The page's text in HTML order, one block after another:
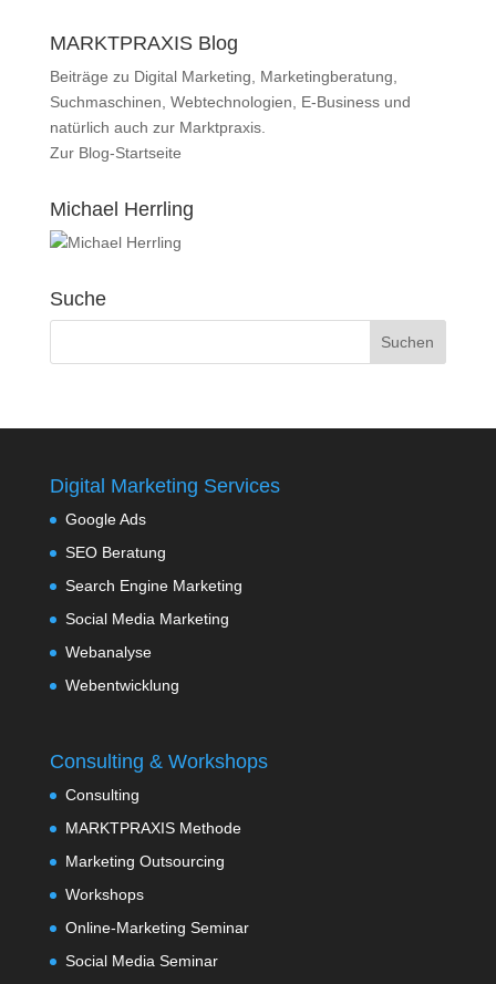
MARKTPRAXIS Blog
Beiträge zu Digital Marketing, Marketingberatung,
Suchmaschinen, Webtechnologien, E-Business und
natürlich auch zur Marktpraxis.
Zur Blog-Startseite
Michael Herrling
Suche
Digital Marketing Services
Google Ads
SEO Beratung
Search Engine Marketing
Social Media Marketing
Webanalyse
Webentwicklung
Consulting & Workshops
Consulting
MARKTPRAXIS Methode
Marketing Outsourcing
Workshops
Online-Marketing Seminar
Social Media Seminar